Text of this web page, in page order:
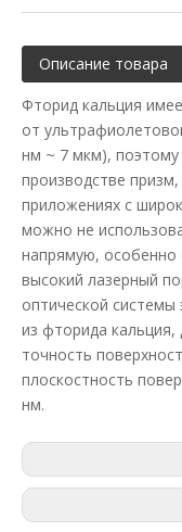
Описание товара
Фторид кальция
от
нм ~ 7 мкм), поэтому
производстве
приложениях с
можно не
напрямую, особенно
высокий лазерный
оптической системы
из фторида
точность
плоскостность
нм.